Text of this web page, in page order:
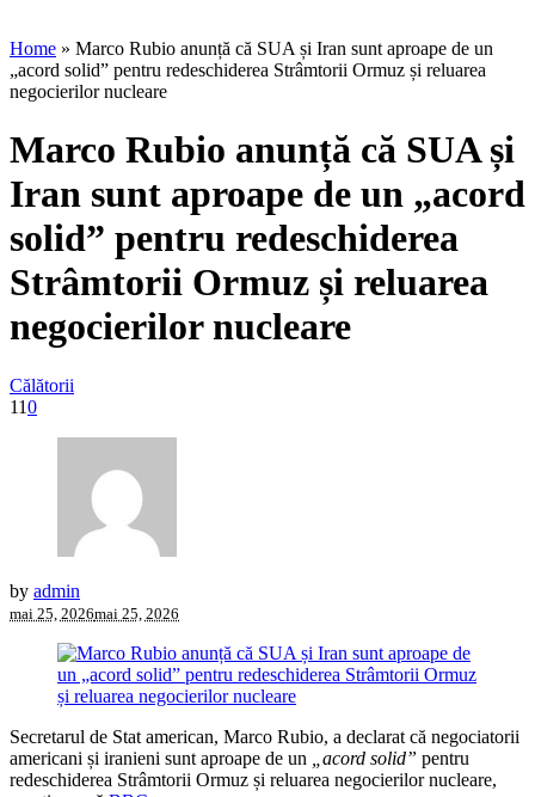
Home » Marco Rubio anunță că SUA și Iran sunt aproape de un
„acord solid” pentru redeschiderea Strâmtorii Ormuz și reluarea
negocierilor nucleare
Marco Rubio anunță că SUA și
Iran sunt aproape de un „acord
solid” pentru redeschiderea
Strâmtorii Ormuz și reluarea
negocierilor nucleare
Călătorii
110
by admin
mai 25, 2026mai 25, 2026
Secretarul de Stat american, Marco Rubio, a declarat că negociatorii
americani și iranieni sunt aproape de un
„acord solid” pentru
redeschiderea Strâmtorii Ormuz și reluarea negocierilor nucleare,